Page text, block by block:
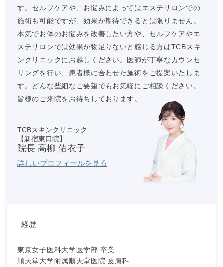
す。セルフケアや、お悩みによってはエステサロンでの
施術も可能ですが、効果が期待できるとは限りません。
本気でお体のお悩みを改善したい方や、セルフケアやエ
ステサロンでは効果が物足りないと感じる方はTCBスキ
ンクリニックにお越しください。医師が丁寧なカウンセ
リングを行い、患者様に合わせた施術をご提案いたしま
す。どんな些細なご要望でもお気軽にご相談ください。
皆様のご来院をお待ちしております。
TCBスキンクリニック
【新宿東口院】
院長 高柳 佑衣子
詳しいプロフィールを見る
経歴
東京女子医科大学医学部 卒業
順天堂大学附属順天堂医院 皮膚科